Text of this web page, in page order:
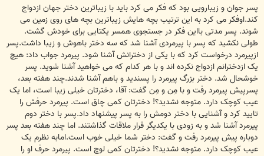
پسر جوان و زیبارویی بود که فکر می کرد باید با زیباترین دختر جهان ازدواج
کند.اوفکر می کرد به این ترتیب بچه هایش زیباترین بچه های روی زمین می
شوند. پسر مدتی بااین فکر در جستجوی همسر یکتایی برای خودش گشت.
طولی نکشید که پسر با پیرمردی آشنا شد که سه دختر باهوش و زیبا داشت.پسر
ازپیرمرد درخواست کرد که با یکی از دخترانش آشنا شود. پیرمرد جواب داد: هیچ
یک ازدخترانم ازدواج نکرده اند و با هر کدام که می خواهید آشنا شوید. پسر
خوشحال شد. دختر بزرگ پیرمرد را پسندید و باهم آشنا شدند.چند هفته بعد،
پسرپیش پیرمرد رفت و با مِن و مِن گفت: آقا، دخترتان خیلی زیبا است، اما یک
عیب کوچک دارد. متوجه نشدید؟! دخترتان کمی چاق است. پیرمرد حرفش را
تایید کرد و آشنایی با دختر دومش را به پسر پیشنهاد داد.پسر با دختر دوم
پیرمرد آشنا شد و به زودی با یکدیگر قرار ملاقات گذاشتند. اما چند هفته بعد پسر
دوباره پیش پیرمرد رفت و گفت: دختر شما خیلی خوب است.امابه نظرم یک
عیب کوچک دارد. متوجه نشدید؟! دخترتان کمی لوچ است. پیرمرد حرف او را